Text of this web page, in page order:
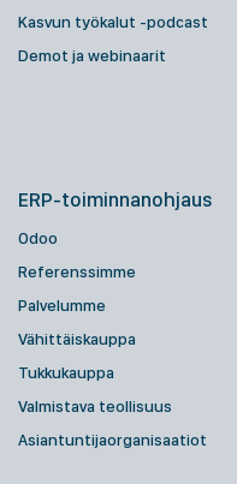
Kasvun työkalut -podcast
Demot ja webinaarit
ERP-toiminnanohjaus
Odoo
Referenssimme
Palvelumme
Vähittäiskauppa
Tukkukauppa
Valmistava teollisuus
Asiantuntijaorganisaatiot